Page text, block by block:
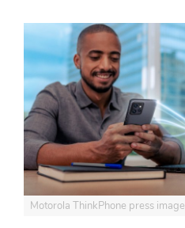
Motorola ThinkPhone press image